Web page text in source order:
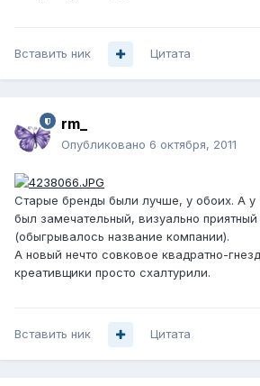
Вставить ник Цитата
rm_
Опубликовано 6 октября, 2011
Старые бренды были лучше, у обоих. А
был замечательный, визуально
(обыгрывалось название компании).
А новый нечто совковое квадратно-
креативщики просто схалтурили.
Вставить ник Цитата